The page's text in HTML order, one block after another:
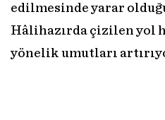
edilmesinde yarar
Hâlihazırda çizilen yol
yönelik umutları